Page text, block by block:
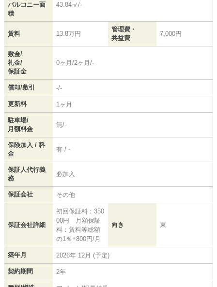
バルコニー面
積
43.84㎡/-
賃料 13.8万円
管理費・
共益費
7,000円
敷金/
礼金/
保証金
0ヶ月/2ヶ月/-
償却/敷引 -/-
更新料 1ヶ月
駐車場/
月額料金
無/-
保険加入 / 料
金
有 / -
保証人代行義
務
必加入
保証会社 その他
保証会社詳細
初回保証料：350
00円 月額保証
料：賃料等総額
の1％+800円/月
向き 東
築年月 2026年 12月 (予定)
契約期間 2年